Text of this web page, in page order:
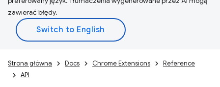
zawierać błędy.
Strona główna Docs Chrome Extensions
Reference
API